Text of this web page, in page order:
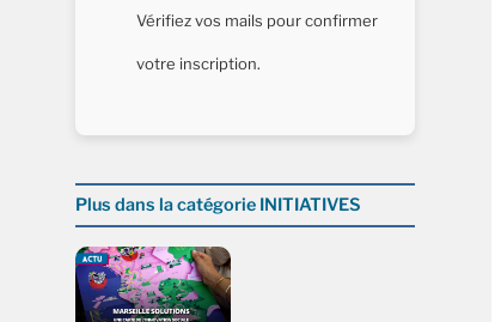
Vérifiez vos mails pour confirmer
votre inscription.
Plus dans la catégorie INITIATIVES